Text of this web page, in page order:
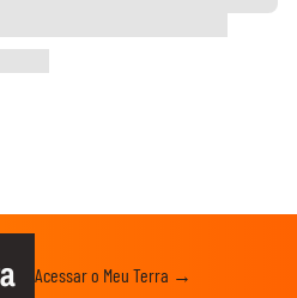
Acessar o Meu Terra →